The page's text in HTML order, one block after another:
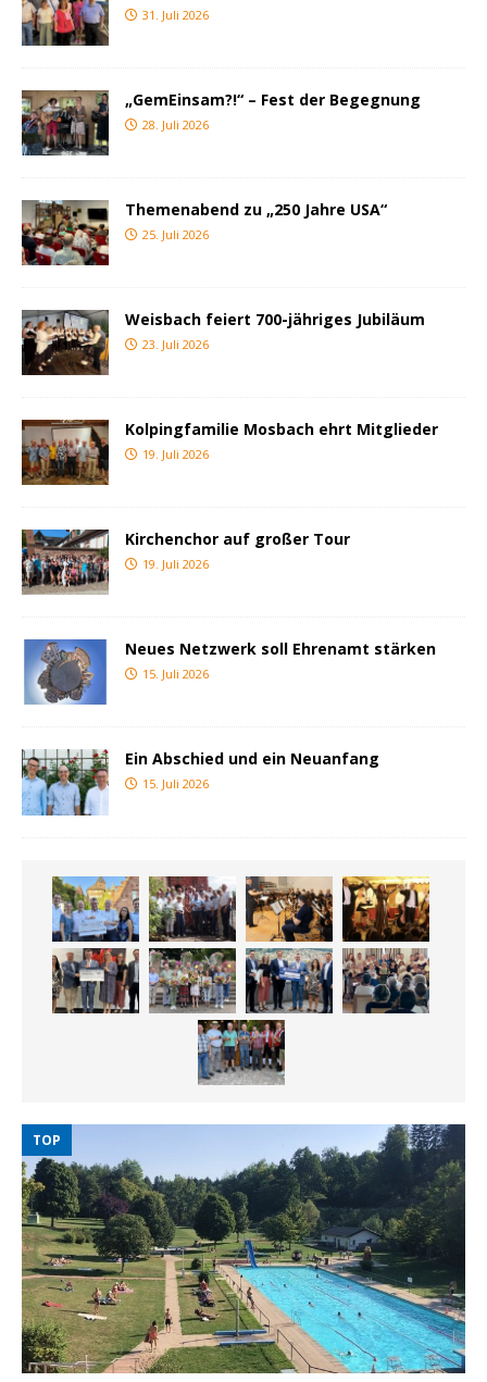
31. Juli 2026
„GemEinsam?!“ – Fest der Begegnung
28. Juli 2026
Themenabend zu „250 Jahre USA“
25. Juli 2026
Weisbach feiert 700-jähriges Jubiläum
23. Juli 2026
Kolpingfamilie Mosbach ehrt Mitglieder
19. Juli 2026
Kirchenchor auf großer Tour
19. Juli 2026
Neues Netzwerk soll Ehrenamt stärken
15. Juli 2026
Ein Abschied und ein Neuanfang
15. Juli 2026
TOP